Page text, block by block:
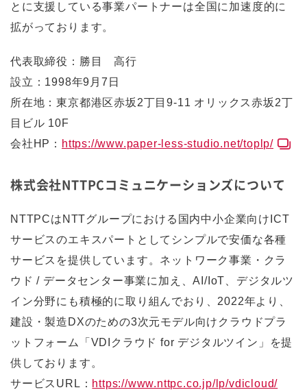
とに支援している事業パートナーは全国に加速度的に
拡がっております。
代表取締役：勝目 高行
設立：1998年9月7日
所在地：東京都港区赤坂2丁目9-11 オリックス赤坂2丁
目ビル 10F
会社HP： https://www.paper-less-studio.net/toplp/
株式会社NTTPCコミュニケーションズについて
NTTPCはNTTグループにおける国内中小企業向けICT
サービスのエキスパートとしてシンプルで安価な各種
サービスを提供しています。ネットワーク事業・クラ
ウド / データセンター事業に加え、AI/IoT、デジタルツ
イン分野にも積極的に取り組んでおり、2022年より、
建設・製造DXのための3次元モデル向けクラウドプラ
ットフォーム「VDIクラウド for デジタルツイン」を提
供しております。
サービスURL： https://www.nttpc.co.jp/lp/vdicloud/